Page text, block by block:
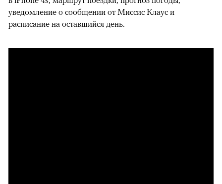
уведомление о сообщении от Миссис Клаус и
расписание на оставшийся день.